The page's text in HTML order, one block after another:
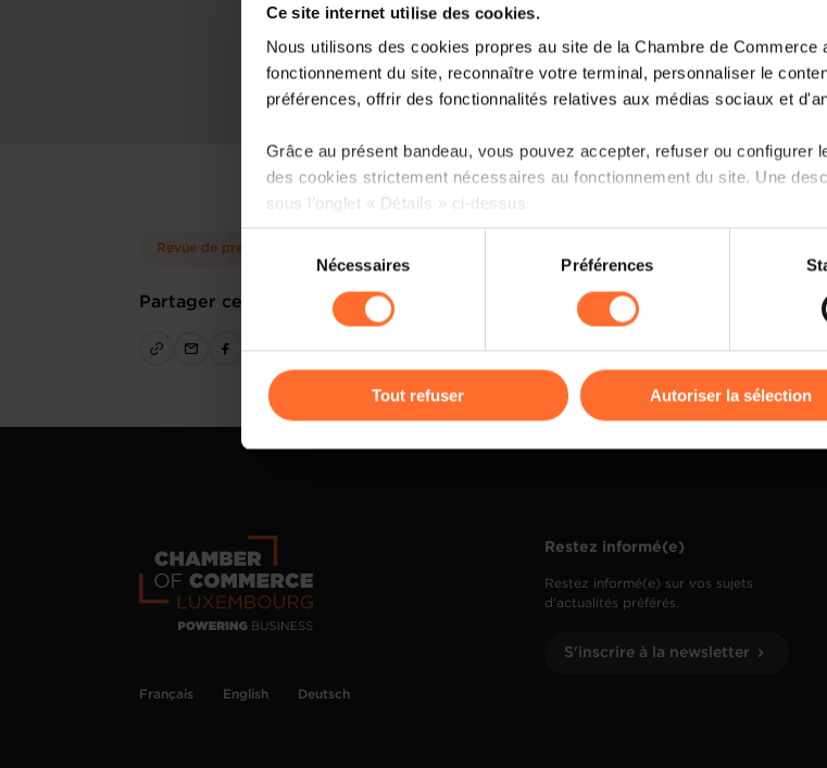
Ce site internet utilise des cookies.
Nous utilisons des cookies propres au site de la Chambre de
fonctionnement du site, reconnaître votre terminal, personnaliser le
préférences, offrir des fonctionnalités relatives aux médias sociaux et
Grâce au présent bandeau, vous pouvez accepter, refuser ou configurer
des cookies strictement nécessaires au fonctionnement du site. Une
sous l’onglet « Détails » ci-dessus.
Il est précisé que la navigation sur le site et certaines fonctionnalités (ex
cas de refus de tous les cookies ou des cookies non nécessaires.
gauche de chaque page.
consentement
Nécessaires Préférences
Tout refuser Autoriser la sélection
Revue de presse
Partager cet article
Français English Deutsch
Restez informé(e)
Restez informé(e) sur vos sujets
d’actualités préférés.
S'inscrire à la newsletter